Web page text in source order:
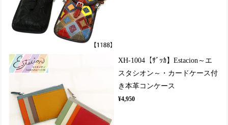
XH-1004【ｻﾞｯｶ】Estacion～エ
スタシオン～・カードケース付
き本革コンケース
¥4,950